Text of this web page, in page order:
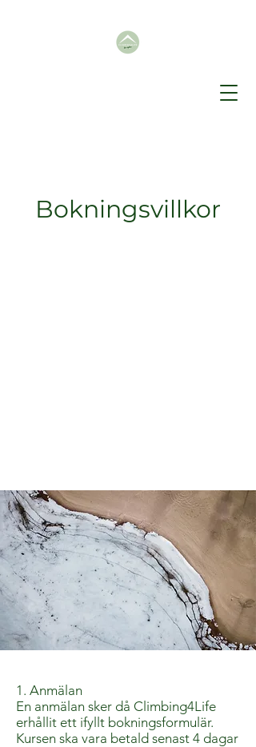
Bokningsvillkor
1. Anmälan
En anmälan sker då Climbing4Life
erhållit ett ifyllt bokningsformulär.
Kursen ska vara betald senast 4 dagar